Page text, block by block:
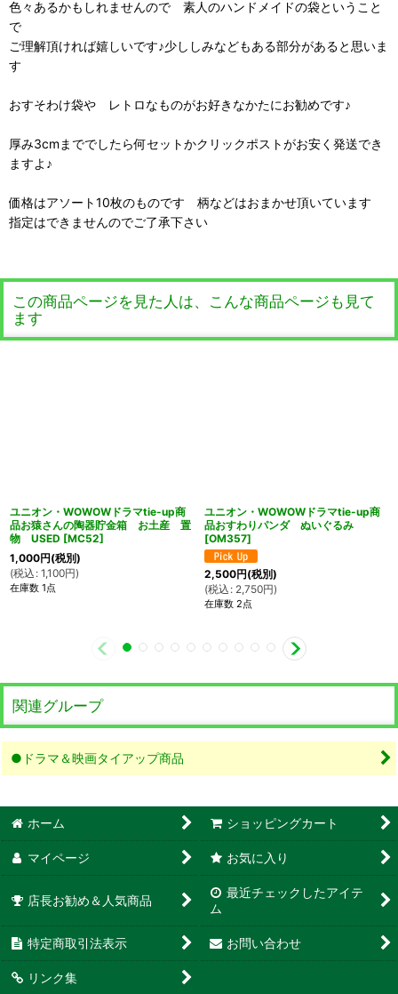
色々あるかもしれませんので 素人のハンドメイドの袋ということ
で
ご理解頂ければ嬉しいです♪少ししみなどもある部分があると思いま
す
おすそわけ袋や レトロなものがお好きなかたにお勧めです♪
厚み3cmまででしたら何セットかクリックポストがお安く発送でき
ますよ♪
価格はアソート10枚のものです 柄などはおまかせ頂いています
指定はできませんのでご了承下さい
この商品ページを見た人は、こんな商品ページも見て
ます
ユニオン・WOWOWドラマtie-up商
品お猿さんの陶器貯金箱 お土産 置
物 USED [MC52]
1,000円(税別)
(税込 : 1,100円)
在庫数 1点
ユニオン・WOWOWドラマtie-up商
品おすわりパンダ ぬいぐるみ
[OM357]
2,500円(税別)
(税込 : 2,750円)
在庫数 2点
関連グループ
●ドラマ＆映画タイアップ商品
ホーム ショッピングカート
マイページ お気に入り
店長お勧め＆人気商品
最近チェックしたアイテ
ム
特定商取引法表示 お問い合わせ
リンク集